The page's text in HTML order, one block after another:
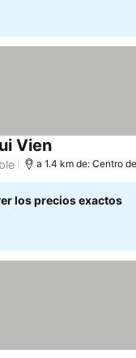
Vien
a 1.4 km de: Centro
los precios exactos